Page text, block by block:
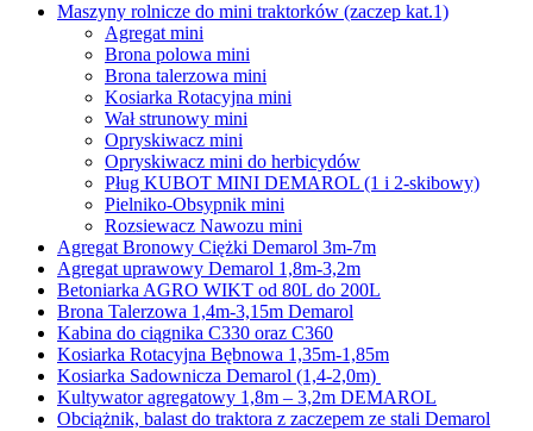
Maszyny rolnicze do mini traktorków (zaczep kat.1)
Agregat mini
Brona polowa mini
Brona talerzowa mini
Kosiarka Rotacyjna mini
Wał strunowy mini
Opryskiwacz mini
Opryskiwacz mini do herbicydów
Pług KUBOT MINI DEMAROL (1 i 2-skibowy)
Pielniko-Obsypnik mini
Rozsiewacz Nawozu mini
Agregat Bronowy Ciężki Demarol 3m-7m
Agregat uprawowy Demarol 1,8m-3,2m
Betoniarka AGRO WIKT od 80L do 200L
Brona Talerzowa 1,4m-3,15m Demarol
Kabina do ciągnika C330 oraz C360
Kosiarka Rotacyjna Bębnowa 1,35m-1,85m
Kosiarka Sadownicza Demarol (1,4-2,0m)
Kultywator agregatowy 1,8m – 3,2m DEMAROL
Obciążnik, balast do traktora z zaczepem ze stali Demarol